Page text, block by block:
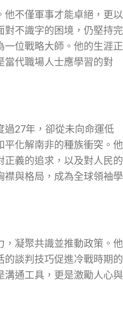
他不僅軍事才能卓絕，更以
不識字的困境，仍堅持完
位戰略大師。他的生涯正
當代職場人士應學習的對
過27年，卻從未向命運低
化解南非的種族衝突。他
義的追求，以及對人民的
與格局，成為全球領袖學
凝聚共識並推動政策。他
談判技巧促進冷戰時期的
通工具，更是激勵人心與